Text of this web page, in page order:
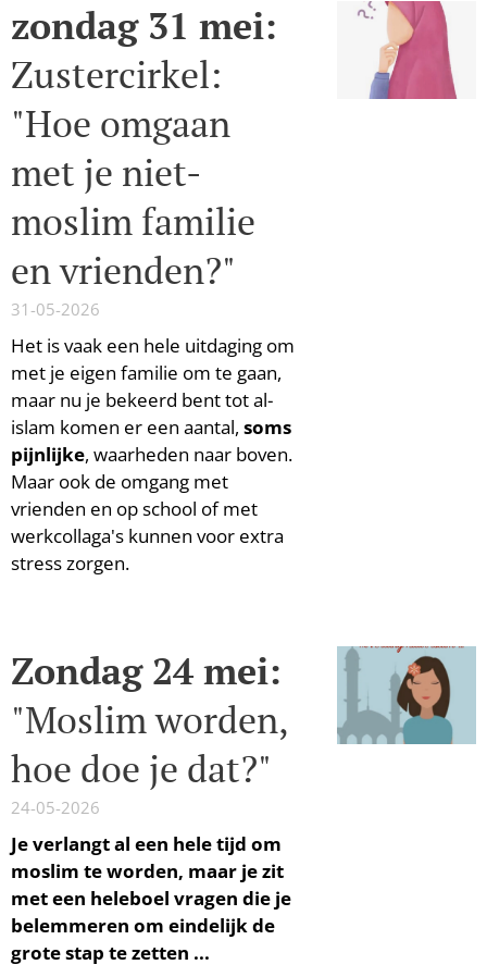
zondag 31 mei:
Zustercirkel:
"Hoe omgaan
met je niet-
moslim familie
en vrienden?"
31-05-2026
Het is vaak een hele uitdaging om
met je eigen familie om te gaan,
maar nu je bekeerd bent tot al-
islam komen er een aantal, soms
pijnlijke, waarheden naar boven.
Maar ook de omgang met
vrienden en op school of met
werkcollaga's kunnen voor extra
stress zorgen.
Zondag 24 mei:
"Moslim worden,
hoe doe je dat?"
24-05-2026
Je verlangt al een hele tijd om
moslim te worden, maar je zit
met een heleboel vragen die je
belemmeren om eindelijk de
grote stap te zetten ...